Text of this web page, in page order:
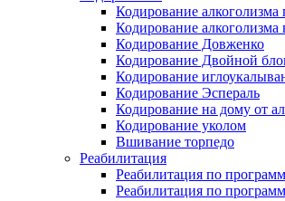
Кодирование алкоголизма
Кодирование
Кодирование Довженко
Кодирование Двойной
Кодирование
Кодирование Эспераль
Кодирование на дому от
Кодирование уколом
Вшивание торпедо
Реабилитация
Реабилитация по
Реабилитация по